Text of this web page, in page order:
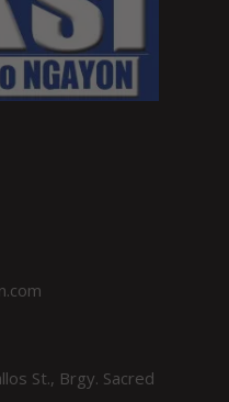
St., Brgy. Sacred